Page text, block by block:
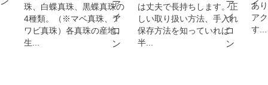
珠、白蝶真珠、黒蝶真珠の
4種類。（※マベ真珠、ア
ワビ真珠）各真珠の産地、
生...
は丈夫で長持ちします。正
しい取り扱い方法、手入れ
保存方法を知っていれば
半...
あ
ア
す...